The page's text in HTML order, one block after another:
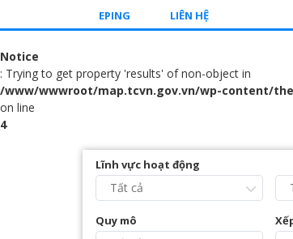
EPING
LIÊN HỆ
Notice
: Trying to get property 'results' of non-object in
/www/wwwroot/map.tcvn.gov.vn/wp-content/
on line
4
Lĩnh vực hoạt động
Quy mô